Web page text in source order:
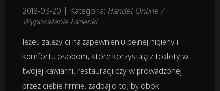
Drzwi i Okna
Nieruchomości, Działki
Domy, Mieszkania
2018-03-20 Kategoria: Handel Online /
Wyposażenie Łazienki
Jeżeli zależy ci na zapewnieniu pełnej higieny i
komfortu osobom, które korzystają z toalety w
twojej kawiarni, restauracji czy w prowadzonej
przez ciebie firmie, zadbaj o to, by obok